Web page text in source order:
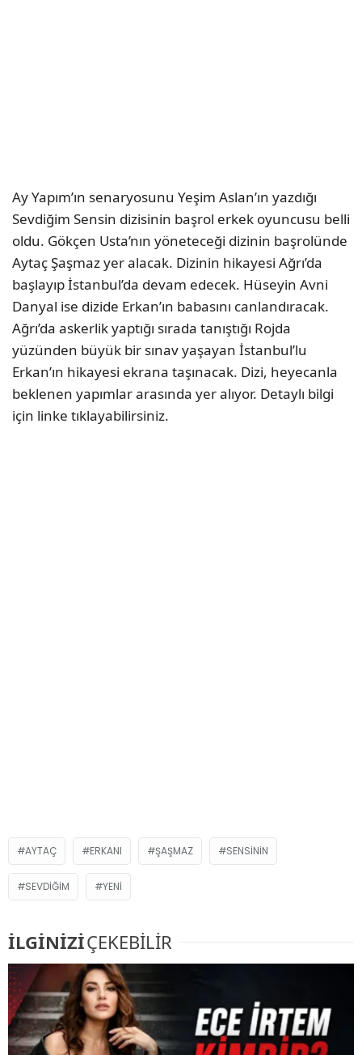
Ay Yapım’ın senaryosunu Yeşim Aslan’ın yazdığı
Sevdiğim Sensin dizisinin başrol erkek oyuncusu belli
oldu. Gökçen Usta’nın yöneteceği dizinin başrolünde
Aytaç Şaşmaz yer alacak. Dizinin hikayesi Ağrı’da
başlayıp İstanbul’da devam edecek. Hüseyin Avni
Danyal ise dizide Erkan’ın babasını canlandıracak.
Ağrı’da askerlik yaptığı sırada tanıştığı Rojda
yüzünden büyük bir sınav yaşayan İstanbul’lu
Erkan’ın hikayesi ekrana taşınacak. Dizi, heyecanla
beklenen yapımlar arasında yer alıyor. Detaylı bilgi
için linke tıklayabilirsiniz.
AYTAÇ ERKANI ŞAŞMAZ SENSININ
SEVDIĞIM YENI
İLGİNİZİÇEKEBİLİR